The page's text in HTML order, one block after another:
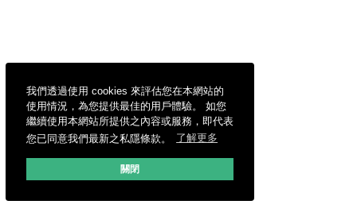
我們透過使用 cookies 來評估您在本網站的
使用情況，為您提供最佳的用戶體驗。 如您
繼續使用本網站所提供之內容或服務，即代表
您已同意我們最新之私隱條款。
了解更多
關閉